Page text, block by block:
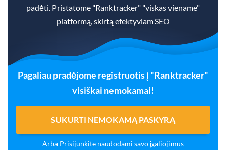
padėti. Pristatome "Ranktracker" "viskas viename"
platformą, skirtą efektyviam SEO
Pagaliau pradėjome registruotis į "Ranktracker"
visiškai nemokamai!
SUKURTI NEMOKAMĄ PASKYRĄ
Arba Prisijunkite naudodami savo įgaliojimus